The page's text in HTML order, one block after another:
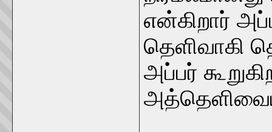
என்கிறார்
தெளிவாகி
அப்பர்